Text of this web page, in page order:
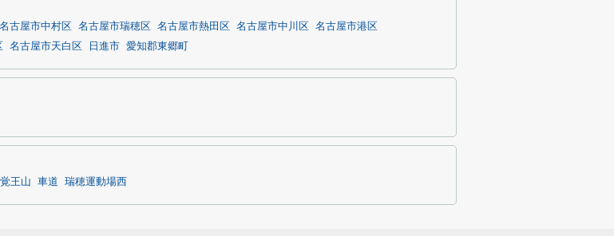
名古屋市中村区 名古屋市瑞穂区 名古屋市熱田区 名古屋市中川区
名古屋市港区
名古屋市天白区 日進市 愛知郡東郷町
覚王山 車道 瑞穂運動場西